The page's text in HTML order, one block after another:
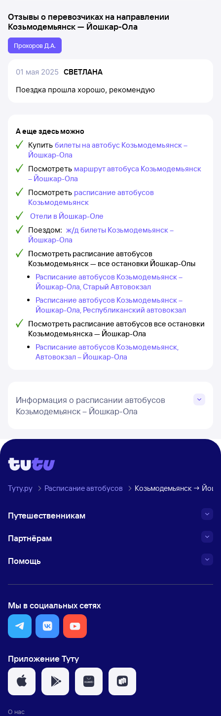
Отзывы о перевозчиках на направлении
Козьмодемьянск— Йошкар-Ола
Прохоров Д.А.
01 мая 2025 СВЕТЛАНА
Поездка прошла хорошо, рекомендую
А еще здесь можно
Купить билеты на автобус Козьмодемьянск –
Йошкар-Ола
Посмотреть маршрут автобуса Козьмодемьянск
– Йошкар-Ола
Посмотреть расписание автобусов
Козьмодемьянск
Отели в Йошкар-Оле
Поездом: ж/д билеты Козьмодемьянск –
Йошкар-Ола
Посмотреть расписание автобусов
Козьмодемьянск — все остановки Йошкар-Олы
Расписание автобусов Козьмодемьянск –
Йошкар-Ола, Старый Автовокзал
Расписание автобусов Козьмодемьянск –
Йошкар-Ола, Республиканский автовокзал
Посмотреть расписание автобусов все остановки
Козьмодемьянска — Йошкар-Ола
Расписание автобусов Козьмодемьянск,
Автовокзал – Йошкар-Ола
Информация о расписании автобусов
Козьмодемьянск – Йошкар-Ола
Туту.ру Расписание автобусов Козьмодемьянск →
Путешественникам
Партнёрам
Помощь
Мы в социальных сетях
Приложение Туту
О нас